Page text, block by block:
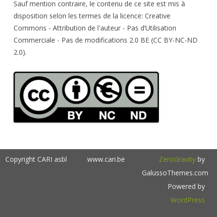
h
Sauf mention contraire, le contenu de ce site est mis à
disposition selon les termes de la licence: Creative
Commons - Attribution de l'auteur - Pas d’Utilisation
Commerciale - Pas de modifications 2.0 BE (CC BY-NC-ND
2.0).
Copyright CARI asbl www.cari.be ZeroGravityby
GalussoThemes.com
Powered by
WordPress